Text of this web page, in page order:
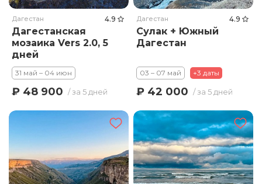
Дагестан 4.9
Дагестанская
мозаика Vers 2.0, 5
дней
31 май – 04 июн
₽ 48 900 / за 5 дней
Дагестан 4.9
Сулак + Южный
Дагестан
03 – 07 май +3 даты
₽ 42 000 / за 5 дней